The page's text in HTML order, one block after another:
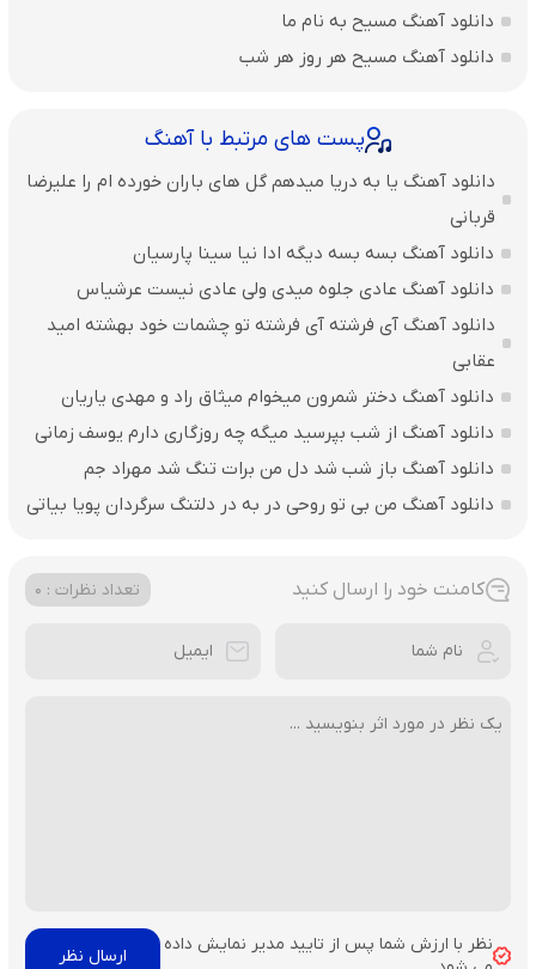
دانلود آهنگ مسیح به نام ما
دانلود آهنگ مسیح هر روز هر شب
پست های مرتبط با آهنگ
دانلود آهنگ یا به دریا میدهم گل های باران‌ خورده ام را علیرضا
قربانی
دانلود آهنگ بسه بسه دیگه ادا نیا سینا پارسیان
دانلود آهنگ عادی جلوه میدی ولی عادی نیست عرشیاس
دانلود آهنگ آی فرشته آی فرشته تو چشمات خود بهشته امید
عقابی
دانلود آهنگ دختر شمرون میخوام میثاق راد و مهدی یاریان
دانلود آهنگ از شب بپرسید میگه چه روزگاری دارم یوسف زمانی
دانلود آهنگ باز شب شد دل من برات تنگ شد مهراد جم
دانلود آهنگ من بی تو روحی در به در دلتنگ سرگردان پویا بیاتی
کامنت خود را ارسال کنید تعداد نظرات : 0
نظر با ارزش شما پس از تایید مدیر نمایش داده